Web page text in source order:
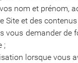
nom et prénom,
Site et des
vous demander
;
lorsque vous